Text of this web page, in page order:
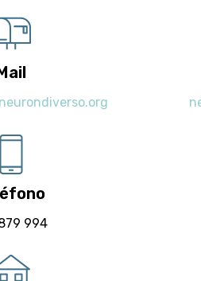
994